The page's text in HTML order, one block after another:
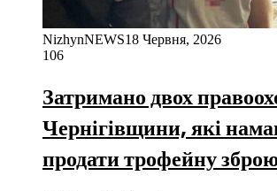
NizhynNEWS18 Червня, 2026
106
Затримано двох
Чернігівщини, які
продати трофейну